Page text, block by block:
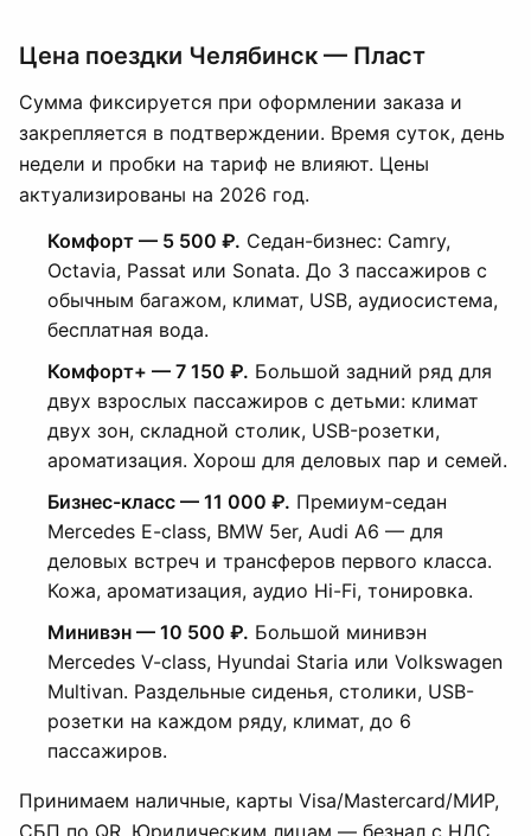
Цена поездки Челябинск — Пласт
Сумма фиксируется при оформлении заказа и
закрепляется в подтверждении. Время суток, день
недели и пробки на тариф не влияют. Цены
актуализированы на 2026 год.
Комфорт — 5 500 ₽. Седан-бизнес: Camry,
Octavia, Passat или Sonata. До 3 пассажиров с
обычным багажом, климат, USB, аудиосистема,
бесплатная вода.
Комфорт+ — 7 150 ₽. Большой задний ряд для
двух взрослых пассажиров с детьми: климат
двух зон, складной столик, USB-розетки,
ароматизация. Хорош для деловых пар и семей.
Бизнес-класс — 11 000 ₽. Премиум-седан
Mercedes E-class, BMW 5er, Audi A6 — для
деловых встреч и трансферов первого класса.
Кожа, ароматизация, аудио Hi-Fi, тонировка.
Минивэн — 10 500 ₽. Большой минивэн
Mercedes V-class, Hyundai Staria или Volkswagen
Multivan. Раздельные сиденья, столики, USB-
розетки на каждом ряду, климат, до 6
пассажиров.
Принимаем наличные, карты Visa/Mastercard/МИР,
СБП по QR. Юридическим лицам — безнал с НДС,